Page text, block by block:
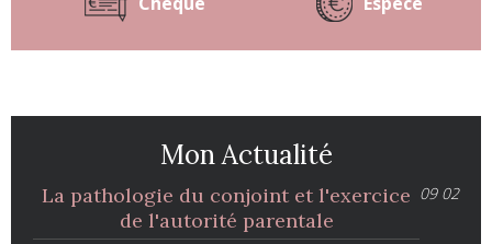
Mon Actualité
09 02
La pathologie du conjoint et l'exercice
de l'autorité parentale